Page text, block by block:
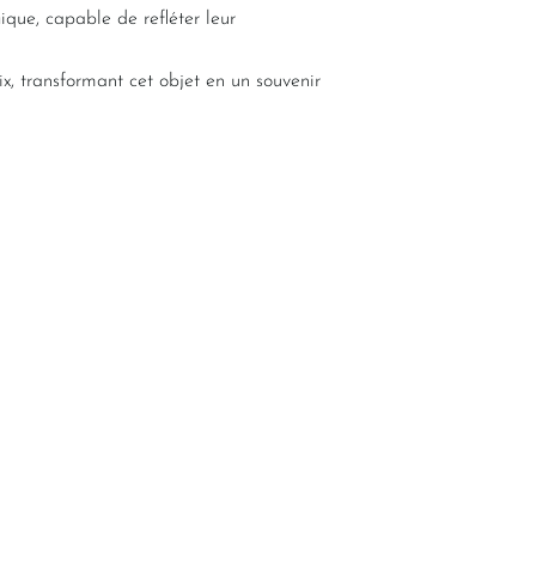
capable de refléter leur
transformant cet objet en un souvenir